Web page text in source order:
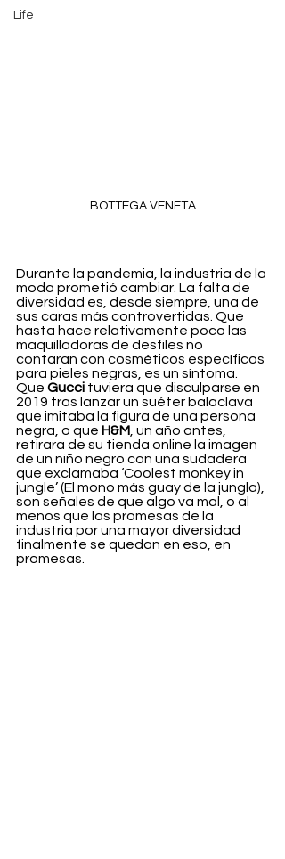
Life
BOTTEGA VENETA
Durante la pandemia, la industria de la
moda prometió cambiar. La falta de
diversidad es, desde siempre, una de
sus caras más controvertidas. Que
hasta hace relativamente poco las
maquilladoras de desfiles no
contaran con cosméticos específicos
para pieles negras, es un síntoma.
Que Gucci tuviera que disculparse en
2019 tras lanzar un suéter balaclava
que imitaba la figura de una persona
negra, o que H&M, un año antes,
retirara de su tienda online la imagen
de un niño negro con una sudadera
que exclamaba ‘Coolest monkey in
jungle’ (El mono más guay de la jungla),
son señales de que algo va mal, o al
menos que las promesas de la
industria por una mayor diversidad
finalmente se quedan en eso, en
promesas.